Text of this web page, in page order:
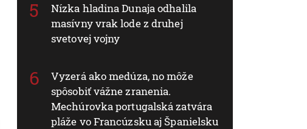
Nízka hladina Dunaja odhalila
masívny vrak lode z druhej
svetovej vojny
Vyzerá ako medúza, no môže
spôsobiť vážne zranenia.
Mechúrovka portugalská zatvára
pláže vo Francúzsku aj Španielsku